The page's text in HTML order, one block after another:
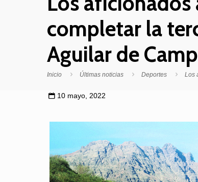
completar la
Aguilar de
Inicio Últimas noticias Deportes Los
10 mayo, 2022